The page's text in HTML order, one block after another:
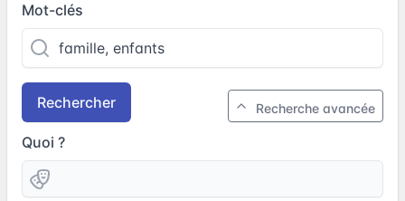
Mot-clés
Rechercher Recherche avancée
Quoi ?